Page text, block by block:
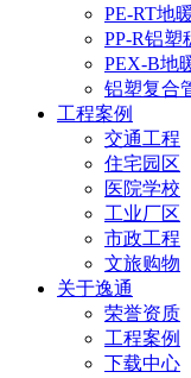
PE-RT地
PP-R铝塑
PEX-B地
铝塑复合
工程案例
交通工程
住宅园区
医院学校
工业厂区
市政工程
文旅购物
关于逸通
荣誉资质
工程案例
下载中心